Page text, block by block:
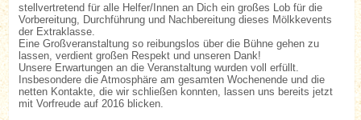
stellvertretend für alle Helfer/Innen an Dich ein großes Lob für die
Vorbereitung, Durchführung und Nachbereitung dieses Mölkkevents
der Extraklasse.
Eine Großveranstaltung so reibungslos über die Bühne gehen zu
lassen, verdient großen Respekt und unseren Dank!
Unsere Erwartungen an die Veranstaltung wurden voll erfüllt.
Insbesondere die Atmosphäre am gesamten Wochenende und die
netten Kontakte, die wir schließen konnten, lassen uns bereits jetzt
mit Vorfreude auf 2016 blicken.